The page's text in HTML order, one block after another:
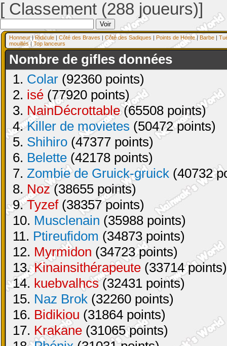
[ Classement (288 joueurs)]
Honneur|Ridicule | Côté des Braves | Côté des Sadiques | Points de Honte| Barbe |
mouillés| Top lanceurs
Nombre de gifles données
1. Colar (92360 points)
2. isé (77920 points)
3. NainDécrottable(65508 points)
4.Killer de movietes (50472 points)
5. Shihiro (47377 points)
6. Belette (42178 points)
7. Zombie de Gruick-gruick (40732
8. Noz(38655 points)
9.Tyzef(38357 points)
10. Musclenain (35988 points)
11. Ptireufidom (34873 points)
12. Myrmidon (34723 points)
13.Kinainsithérapeute (33714 points)
14. kuebvalhcs(32431 points)
15. Naz Brok (32260 points)
16. Bidikiou (31864 points)
17. Krakane (31065 points)